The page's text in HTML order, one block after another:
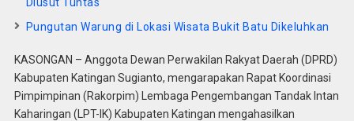
Pungutan Warung di Lokasi Wisata Bukit Batu Dikeluhkan
KASONGAN – Anggota Dewan Perwakilan Rakyat Daerah (DPRD)
Kabupaten Katingan Sugianto, mengarapakan Rapat Koordinasi
Pimpimpinan (Rakorpim) Lembaga Pengembangan Tandak Intan
Kaharingan (LPT-IK) Kabupaten Katingan mengahasilkan